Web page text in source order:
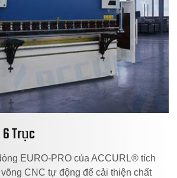
6 Trục
EURO-PRO của ACCURL® tích
CNC tự động để cải thiện chất